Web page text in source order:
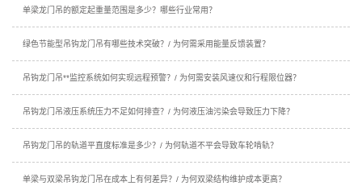
单梁龙门吊的额定起重量范围是多少？哪些行业常用？
绿色节能型吊钩龙门吊有哪些技术突破？/ 为何需采用能量反馈装置？
吊钩龙门吊**监控系统如何实现远程预警？/ 为何需安装风速仪和行程限位器？
吊钩龙门吊液压系统压力不足如何排查？/ 为何液压油污染会导致压力下降？
吊钩龙门吊的轨道平直度标准是多少？/ 为何轨道不平会导致车轮啃轨？
单梁与双梁吊钩龙门吊在成本上有何差异？/ 为何双梁结构维护成本更高？